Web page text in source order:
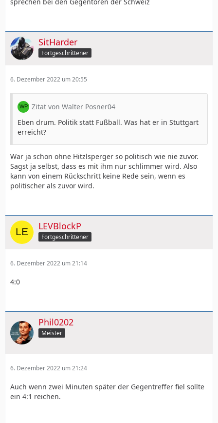
SitHarder
Fortgeschrittener
6. Dezember 2022 um 20:55
Zitat von Walter Posner04
Eben drum. Politik statt Fußball. Was hat er in Stuttgart
erreicht?
War ja schon ohne Hitzlsperger so politisch wie nie zuvor.
Sagst ja selbst, dass es mit ihm nur schlimmer wird. Also
kann von einem Rückschritt keine Rede sein, wenn es
politischer als zuvor wird.
LEVBlockP
Fortgeschrittener
6. Dezember 2022 um 21:14
4:0
Phil0202
Meister
6. Dezember 2022 um 21:24
Auch wenn zwei Minuten später der Gegentreffer fiel sollte
ein 4:1 reichen.